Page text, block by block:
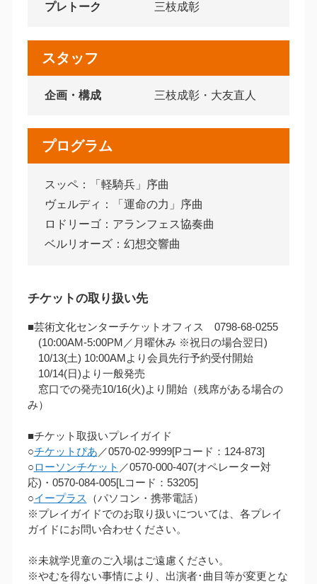
プレトーク 三枝成彰
スタッフ
企画・構成 三枝成彰・大友直人
プログラム
スッペ：「軽騎兵」序曲
ヴェルディ：「運命の力」序曲
ロドリーゴ：アランフェス協奏曲
ベルリオーズ：幻想交響曲
チケットの取り扱い先
■芸術文化センターチケットオフィス 0798-68-0255
(10:00AM‐5:00PM／月曜休み ※祝日の場合翌日)
10/13(土) 10:00AMより会員先行予約受付開始
10/14(日)より一般発売
窓口での発売10/16(火)より開始（残席がある場合の
み）
■チケット取扱いプレイガイド
○チケットぴあ ／0570-02-9999[Pコード：124-873]
○ローソンチケット ／0570-000-407(オペレーター対
応)・0570-084-005[Lコード：53205]
○イープラス （パソコン・携帯電話）
※プレイガイドでのお取り扱いについては、各プレイ
ガイドにお問い合わせください。
※未就学児童のご入場はご遠慮ください。
※やむを得ない事情により、出演者･曲目等が変更とな